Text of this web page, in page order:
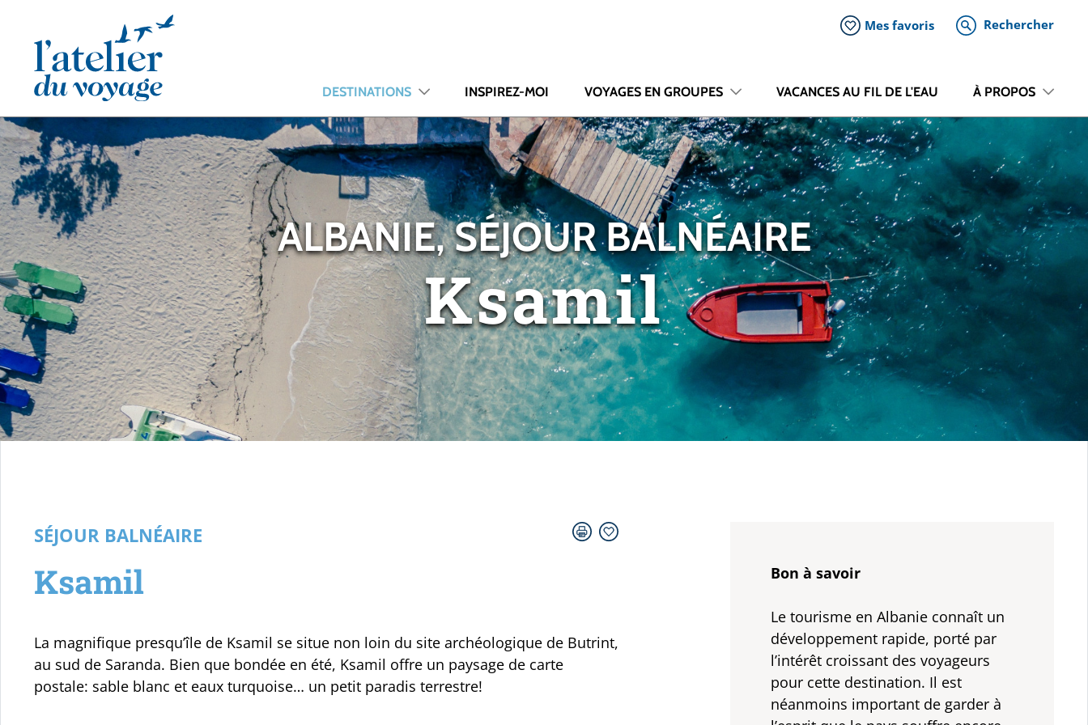
Mes favoris Rechercher
DESTINATIONS INSPIREZ-MOI VOYAGES EN GROUPES VACANCES AU FIL DE L'EAU À PROPOS
ALBANIE, SÉJOUR BALNÉAIRE
Ksamil
SÉJOUR BALNÉAIRE
Ksamil
La magnifique presqu’île de Ksamil se situe non loin du site archéologique de Butrint,
au sud de Saranda. Bien que bondée en été, Ksamil offre un paysage de carte
postale: sable blanc et eaux turquoise… un petit paradis terrestre!
Bon à savoir
Le tourisme en Albanie connaît un
développement rapide, porté par
l’intérêt croissant des voyageurs
pour cette destination. Il est
néanmoins important de garder à
Panneau de gestion des cookies